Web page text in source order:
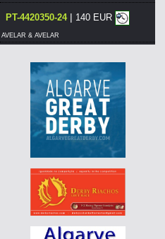
PT-4420350-24| 140 EUR
AVELAR & AVELAR
AVELAR & AVELAR
PT-4420375-24|120 EUR
AVELAR & AVELAR
DE-25-03083-424|55 EUR
PT-4420376-24|120 EUR
AVELAR & AVELAR
PT-4420375-24|110 EUR
AVELAR & AVELAR